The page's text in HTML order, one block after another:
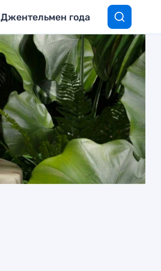
Джентельмен года